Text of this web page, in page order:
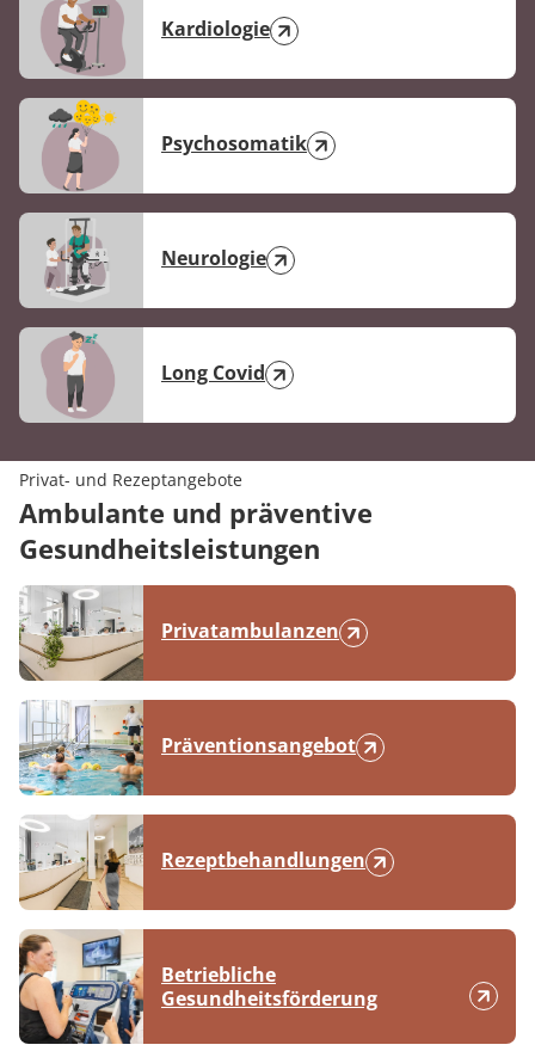
Kardiologie
Psychosomatik
Neurologie
Long Covid
Privat- und Rezeptangebote
Ambulante und präventive
Gesundheitsleistungen
Privatambulanzen
Präventionsangebot
Rezeptbehandlungen
Betriebliche
Gesundheitsförderung